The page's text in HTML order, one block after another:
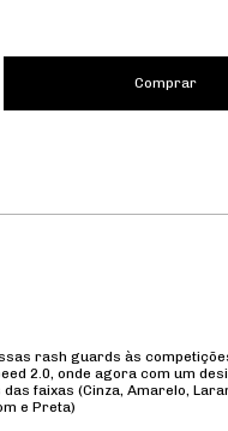
rash guards às
2.0, onde agora com um
faixas (Cinza, Amarelo,
e Preta)